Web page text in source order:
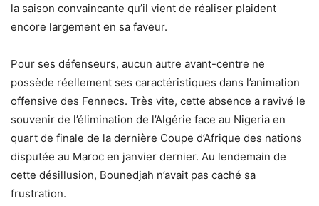
la saison convaincante qu’il vient de réaliser plaident
encore largement en sa faveur.
Pour ses défenseurs, aucun autre avant-centre ne
possède réellement ses caractéristiques dans l’animation
offensive des Fennecs. Très vite, cette absence a ravivé le
souvenir de l’élimination de l’Algérie face au Nigeria en
quart de finale de la dernière Coupe d’Afrique des nations
disputée au Maroc en janvier dernier. Au lendemain de
cette désillusion, Bounedjah n’avait pas caché sa
frustration.